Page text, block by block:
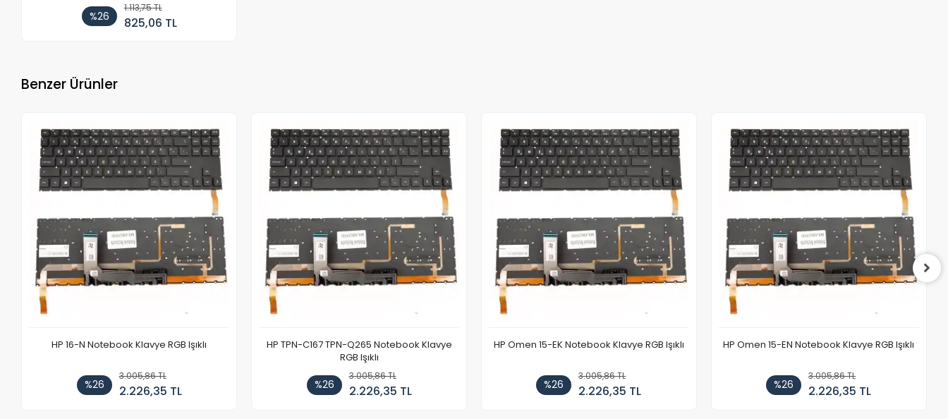
%26
1.113,75 TL
825,06 TL
Benzer Ürünler
HP 16-N Notebook Klavye RGB Işıklı
%26
3.005,86 TL
2.226,35 TL
HP TPN-C167 TPN-Q265 Notebook Klavye
RGB Işıklı
%26
3.005,86 TL
2.226,35 TL
HP Omen 15-EK Notebook Klavye RGB Işıklı
%26
3.005,86 TL
2.226,35 TL
HP Omen 15-EN Notebook Klavye RGB Işıklı
%26
3.005,86 TL
2.226,35 TL